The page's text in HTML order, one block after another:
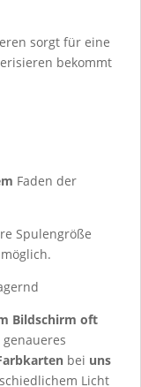
sorgt für eine
bekommt
Faden der
Spulengröße
Bildschirm oft
genaueres
bei uns
Licht